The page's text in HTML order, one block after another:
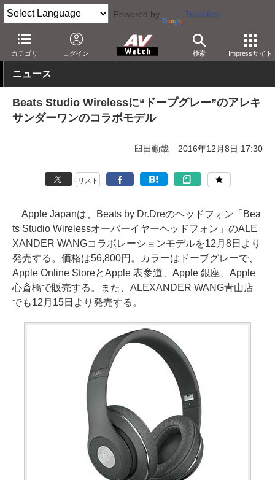
Powered by Translate
カテゴリ ログイン 検索 Impressサイト
AV Watch 製品 ヘッドフォン Beats
ニュース
Beats Studio Wirelessに“ドープグレー”のアレキ
サンダーワンのコラボモデル
臼田勤哉 2016年12月8日 17:30
リスト
Apple Japanは、Beats by Dr.Dreのヘッドフォン「Bea
ts Studio Wirelessオーバーイヤーヘッドフォン」のALE
XANDER WANGコラボレーションモデルを12月8日より
発売する。価格は56,800円。カラーはドーブグレーで、
Apple Online StoreとApple 表参道、Apple 銀座、Apple
心斎橋で販売する。また、ALEXANDER WANG青山店
でも12月15日より発売する。